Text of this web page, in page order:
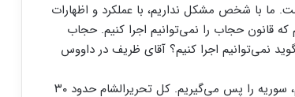
با شخص مشکل نداریم، با عملکرد و اظهارات
قانون حجاب را نمی‌توانیم اجرا کنیم. حجاب
نمی‌توانیم اجرا کنیم؟ آقای ظریف در داووس
ایشان گفت ما الان در سطح جنگ نیستیم. ما همین الان اراده کنیم، سوریه را پس می‌گیریم. کل تحریرالشام حدود ۳۰